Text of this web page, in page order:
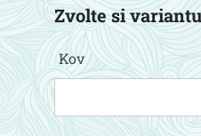
Zvolte si
Kov